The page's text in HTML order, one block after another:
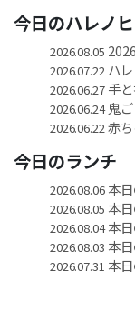
今日のハレノヒ
2026.08.05
2026.07.22ハ
2026.06.27手
2026.06.24鬼
2026.06.22赤
今日のランチ
2026.08.06本日
2026.08.05 本
2026.08.04本日
2026.08.03 本
2026.07.31 本